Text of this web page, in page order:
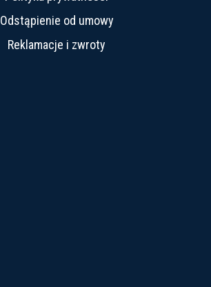
Odstąpienie od umowy
Reklamacje i zwroty